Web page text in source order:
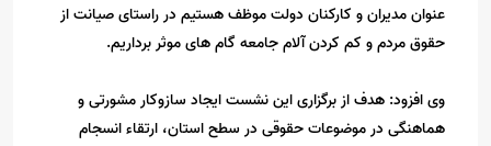
عنوان مدیران و کارکنان دولت موظف هستیم در راستای صیانت از
حقوق مردم و کم کردن آلام جامعه گام های موثر برداریم.
وی افزود: هدف از برگزاری این نشست ایجاد سازوکار مشورتی و
هماهنگی در موضوعات حقوقی در سطح استان، ارتقاء انسجام